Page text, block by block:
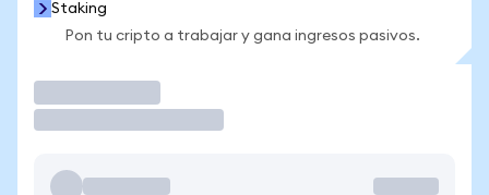
Staking
Pon tu cripto a trabajar y gana ingresos pasivos.